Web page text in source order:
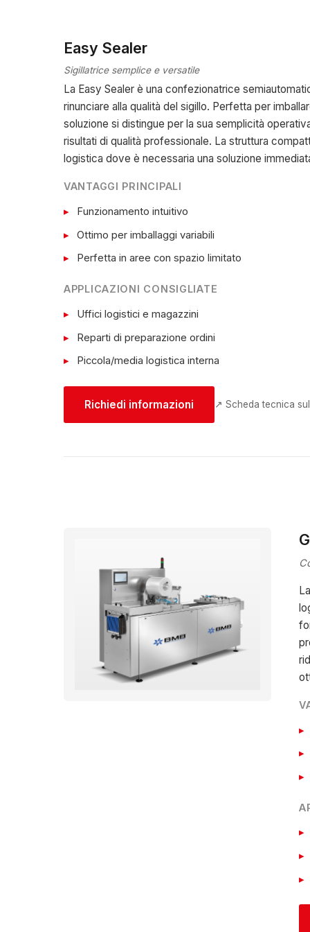
Easy Sealer
Sigillatrice semplice e versatile
La Easy Sealer è una confezionatrice
rinunciare alla qualità del sigillo. Perfetta per
soluzione si distingue per la sua semplicità
risultati di qualità professionale. La struttura
logistica dove è necessaria una soluzione
VANTAGGI PRINCIPALI
Funzionamento intuitivo
Ottimo per imballaggi variabili
Perfetta in aree con spazio limitato
APPLICAZIONI CONSIGLIATE
Uffici logistici e magazzini
Reparti di preparazione ordini
Piccola/media logistica interna
Richiedi informazioni ↗ Scheda tecnica